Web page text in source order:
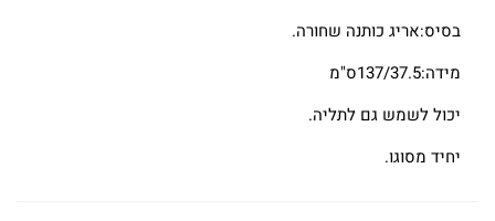
בסיס:אריג כותנה שחורה.
מידה:137/37.5ס"מ
יכול לשמש גם לתליה.
יחיד מסוגו.